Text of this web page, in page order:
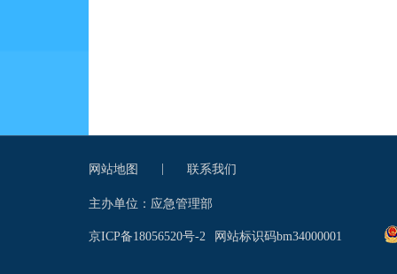
网站地图 联系我们
主办单位：应急管理部
网站标识码bm34000001
京ICP备18056520号-2